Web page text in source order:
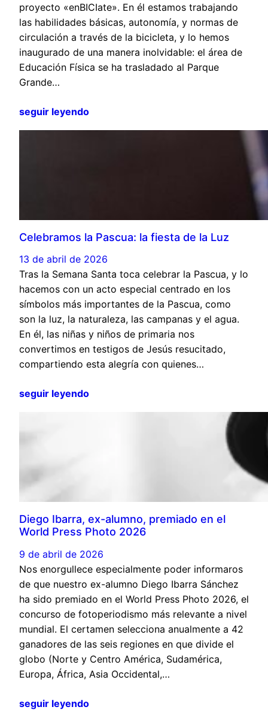
proyecto «enBICIate». En él estamos trabajando
las habilidades básicas, autonomía, y normas de
circulación a través de la bicicleta, y lo hemos
inaugurado de una manera inolvidable: el área de
Educación Física se ha trasladado al Parque
Grande…
seguir leyendo
Celebramos la Pascua: la fiesta de la Luz
13 de abril de 2026
Tras la Semana Santa toca celebrar la Pascua, y lo
hacemos con un acto especial centrado en los
símbolos más importantes de la Pascua, como
son la luz, la naturaleza, las campanas y el agua.
En él, las niñas y niños de primaria nos
convertimos en testigos de Jesús resucitado,
compartiendo esta alegría con quienes…
seguir leyendo
Diego Ibarra, ex-alumno, premiado en el
World Press Photo 2026
9 de abril de 2026
Nos enorgullece especialmente poder informaros
de que nuestro ex-alumno Diego Ibarra Sánchez
ha sido premiado en el World Press Photo 2026, el
concurso de fotoperiodismo más relevante a nivel
mundial. El certamen selecciona anualmente a 42
ganadores de las seis regiones en que divide el
globo (Norte y Centro América, Sudamérica,
Europa, África, Asia Occidental,…
seguir leyendo